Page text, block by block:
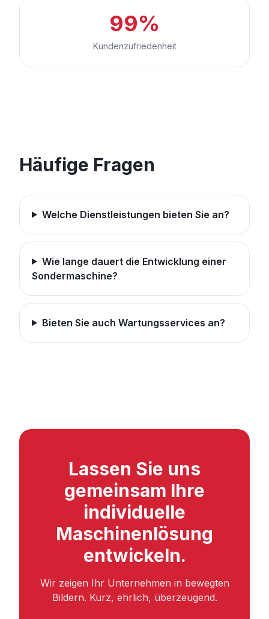
99%
Kundenzufriedenheit
Häufige Fragen
Welche Dienstleistungen bieten Sie an?
Wie lange dauert die Entwicklung einer
Sondermaschine?
Bieten Sie auch Wartungsservices an?
Lassen Sie uns
gemeinsam Ihre
individuelle
Maschinenlösung
entwickeln.
Wir zeigen Ihr Unternehmen in bewegten
Bildern. Kurz, ehrlich, überzeugend.